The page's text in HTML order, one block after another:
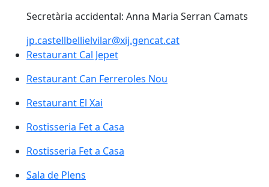
Secretària accidental: Anna Maria Serran Camats
jp.castellbellielvilar@xij.gencat.cat
Restaurant Cal Jepet
Restaurant Can Ferreroles Nou
Restaurant El Xai
Rostisseria Fet a Casa
Rostisseria Fet a Casa
Sala de Plens